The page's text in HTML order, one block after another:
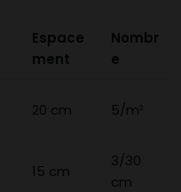
Espace
ment
Nombr
e
20 cm 5/m²
15 cm
3/30
cm